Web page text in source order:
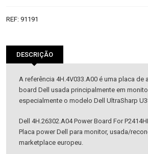
REF: 91191
DESCRIÇÃO
A referência 4H.4V033.A00 é uma placa
board Dell usada principalmente em
especialmente o modelo Dell UltraSharp
Dell 4H.26302.A04 Power Board For
Placa power Dell para monitor, usada/
marketplace europeu.